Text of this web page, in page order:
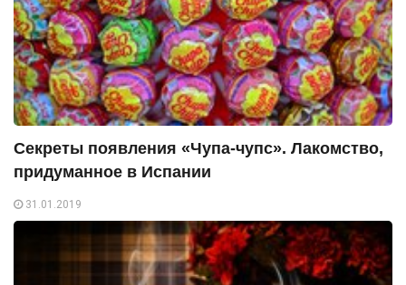
Секреты появления «Чупа-чупс». Лакомство,
придуманное в Испании
31.01.2019